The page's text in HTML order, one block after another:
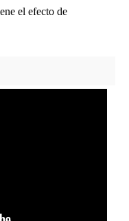
el efecto de